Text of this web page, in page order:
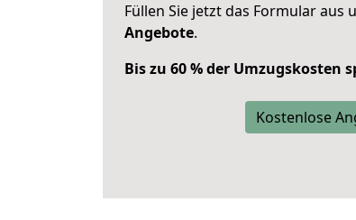
Füllen Sie jetzt das Formular aus
Angebote.
Bis zu 60 % der Umzugskosten
Kostenlose